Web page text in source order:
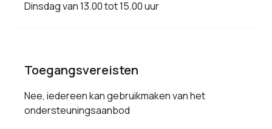
Dinsdag van 13.00 tot 15.00 uur
Toegangsvereisten
Nee, iedereen kan gebruikmaken van het
ondersteuningsaanbod